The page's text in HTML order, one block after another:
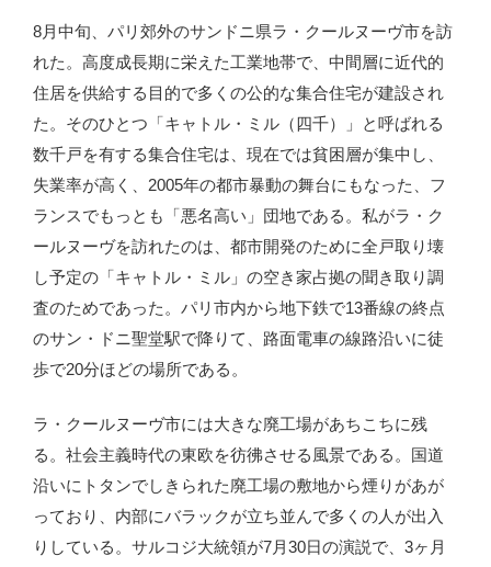
8月中旬、パリ郊外のサンドニ県ラ・クールヌーヴ市を訪
れた。高度成長期に栄えた工業地帯で、中間層に近代的
住居を供給する目的で多くの公的な集合住宅が建設され
た。そのひとつ「キャトル・ミル（四千）」と呼ばれる
数千戸を有する集合住宅は、現在では貧困層が集中し、
失業率が高く、2005年の都市暴動の舞台にもなった、フ
ランスでもっとも「悪名高い」団地である。私がラ・ク
ールヌーヴを訪れたのは、都市開発のために全戸取り壊
し予定の「キャトル・ミル」の空き家占拠の聞き取り調
査のためであった。パリ市内から地下鉄で13番線の終点
のサン・ドニ聖堂駅で降りて、路面電車の線路沿いに徒
歩で20分ほどの場所である。
ラ・クールヌーヴ市には大きな廃工場があちこちに残
る。社会主義時代の東欧を彷彿させる風景である。国道
沿いにトタンでしきられた廃工場の敷地から煙りがあが
っており、内部にバラックが立ち並んで多くの人が出入
りしている。サルコジ大統領が7月30日の演説で、3ヶ月